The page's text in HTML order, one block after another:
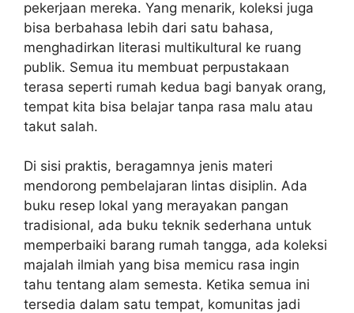
pekerjaan mereka. Yang menarik, koleksi juga
bisa berbahasa lebih dari satu bahasa,
menghadirkan literasi multikultural ke ruang
publik. Semua itu membuat perpustakaan
terasa seperti rumah kedua bagi banyak orang,
tempat kita bisa belajar tanpa rasa malu atau
takut salah.
Di sisi praktis, beragamnya jenis materi
mendorong pembelajaran lintas disiplin. Ada
buku resep lokal yang merayakan pangan
tradisional, ada buku teknik sederhana untuk
memperbaiki barang rumah tangga, ada koleksi
majalah ilmiah yang bisa memicu rasa ingin
tahu tentang alam semesta. Ketika semua ini
tersedia dalam satu tempat, komunitas jadi